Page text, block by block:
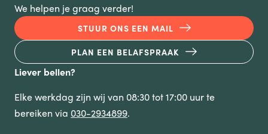
We helpen je graag verder!
STUUR ONS EEN MAIL
PLAN EEN BELAFSPRAAK
Liever bellen?
Elke werkdag zijn wij van 08:30 tot 17:00 uur te
bereiken via 030-2934899.
ONDERWERP
Waar gaat je vraag over?
NAAM